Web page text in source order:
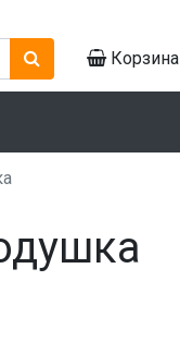
Корзина